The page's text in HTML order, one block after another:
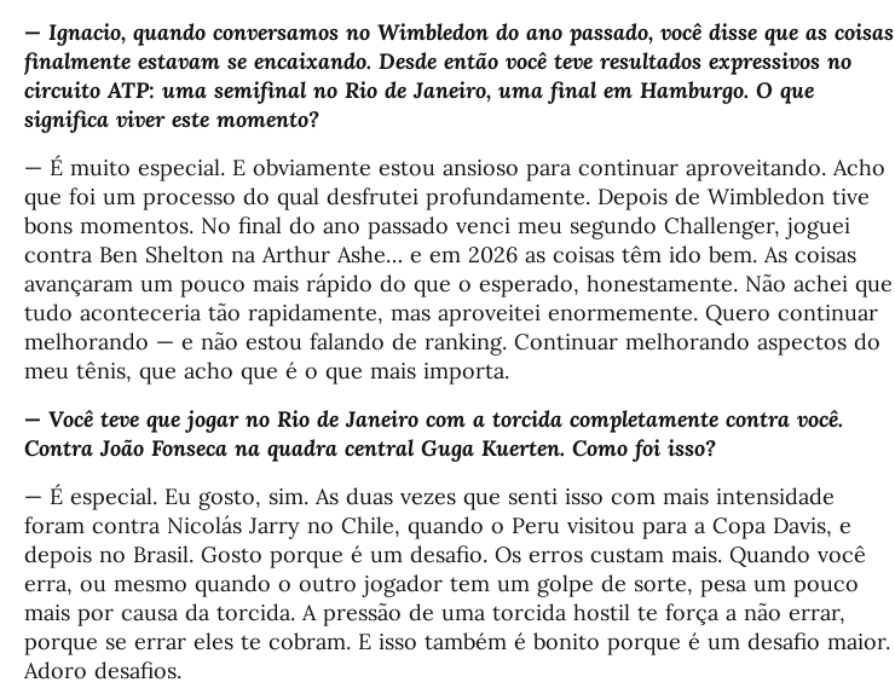
— Ignacio, quando conversamos no Wimbledon do ano passado, você disse que as coisas
finalmente estavam se encaixando. Desde então você teve resultados expressivos no
circuito ATP: uma semifinal no Rio de Janeiro, uma final em Hamburgo. O que
significa viver este momento?
— É muito especial. E obviamente estou ansioso para continuar aproveitando. Acho
que foi um processo do qual desfrutei profundamente. Depois de Wimbledon tive
bons momentos. No final do ano passado venci meu segundo Challenger, joguei
contra Ben Shelton na Arthur Ashe… e em 2026 as coisas têm ido bem. As coisas
avançaram um pouco mais rápido do que o esperado, honestamente. Não achei que
tudo aconteceria tão rapidamente, mas aproveitei enormemente. Quero continuar
melhorando — e não estou falando de ranking. Continuar melhorando aspectos do
meu tênis, que acho que é o que mais importa.
— Você teve que jogar no Rio de Janeiro com a torcida completamente contra você.
Contra João Fonseca na quadra central Guga Kuerten. Como foi isso?
— É especial. Eu gosto, sim. As duas vezes que senti isso com mais intensidade
foram contra Nicolás Jarry no Chile, quando o Peru visitou para a Copa Davis, e
depois no Brasil. Gosto porque é um desafio. Os erros custam mais. Quando você
erra, ou mesmo quando o outro jogador tem um golpe de sorte, pesa um pouco
mais por causa da torcida. A pressão de uma torcida hostil te força a não errar,
porque se errar eles te cobram. E isso também é bonito porque é um desafio maior.
Adoro desafios.